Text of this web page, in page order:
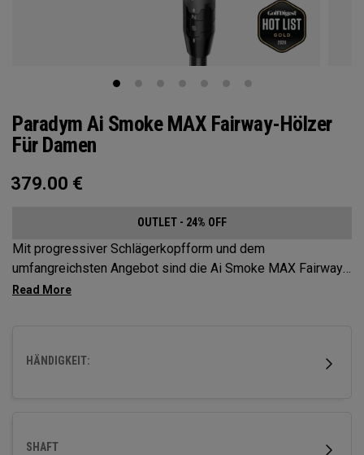
Paradym Ai Smoke MAX Fairway-Hölzer
Für Damen
379.00 €
OUTLET - 24% OFF
Mit progressiver Schlägerkopfform und dem
umfangreichsten Angebot sind die Ai Smoke MAX Fairway-
Hölzer die optimale Wahl für Spieler, die einen konstanten
HÄNDIGKEIT:
SHAFT